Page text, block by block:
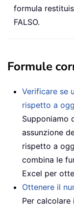
formula
FALSO.
Formule
Verificare se
rispetto a
Supponiamo
assunzione
rispetto a
combina le
Excel per
Ottenere il
Per